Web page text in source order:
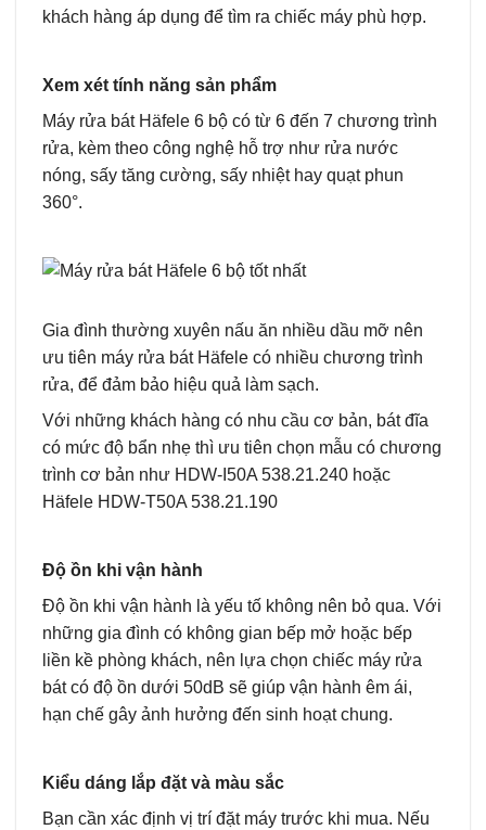
khách hàng áp dụng để tìm ra chiếc máy phù hợp.
Xem xét tính năng sản phẩm
Máy rửa bát Häfele 6 bộ có từ 6 đến 7 chương trình
rửa, kèm theo công nghệ hỗ trợ như rửa nước
nóng, sấy tăng cường, sấy nhiệt hay quạt phun
360°.
Gia đình thường xuyên nấu ăn nhiều dầu mỡ nên
ưu tiên máy rửa bát Häfele có nhiều chương trình
rửa, để đảm bảo hiệu quả làm sạch.
Với những khách hàng có nhu cầu cơ bản, bát đĩa
có mức độ bẩn nhẹ thì ưu tiên chọn mẫu có chương
trình cơ bản như HDW-I50A 538.21.240 hoặc
Häfele HDW-T50A 538.21.190
Độ ồn khi vận hành
Độ ồn khi vận hành là yếu tố không nên bỏ qua. Với
những gia đình có không gian bếp mở hoặc bếp
liền kề phòng khách, nên lựa chọn chiếc máy rửa
bát có độ ồn dưới 50dB sẽ giúp vận hành êm ái,
hạn chế gây ảnh hưởng đến sinh hoạt chung.
Kiểu dáng lắp đặt và màu sắc
Bạn cần xác định vị trí đặt máy trước khi mua. Nếu